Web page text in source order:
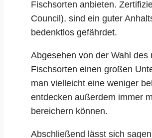
Fischsorten anbieten.
Council), sind ein guter
bedenktlos gefährdet.
Abgesehen von der Wahl
Fischsorten einen großen
man vielleicht eine weniger
entdecken außerdem immer
bereichern können.
Abschließend lässt sich